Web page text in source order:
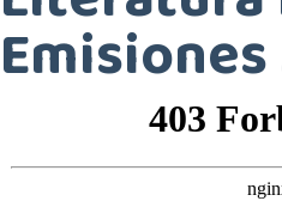
Emisiones